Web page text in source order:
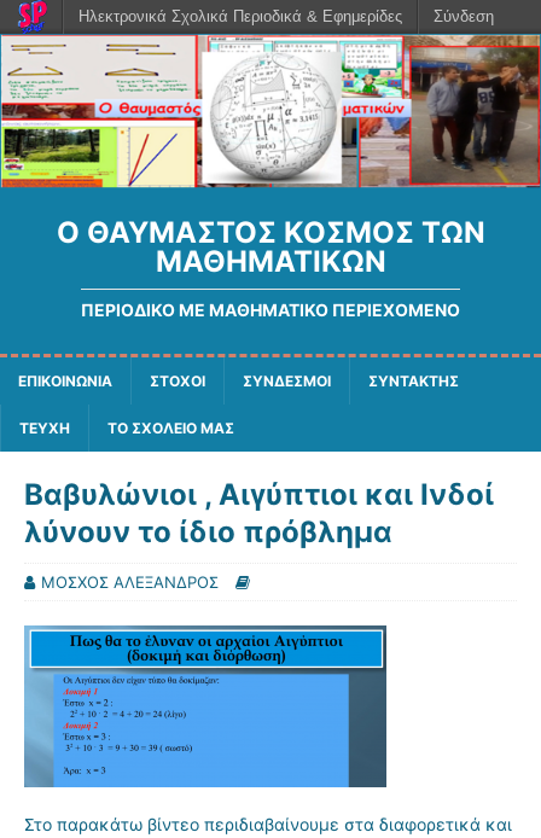
Ο ΘΑΥΜΑΣΤΌΣ ΚΌΣΜΟΣ ΤΩΝ
ΜΑΘΗΜΑΤΙΚΏΝ
ΠΕΡΙΟΔΙΚΌ ΜΕ ΜΑΘΗΜΑΤΙΚΌ ΠΕΡΙΕΧΌΜΕΝΟ
ΕΠΙΚΟΙΝΩΝΙΑ ΣΤΟΧΟΙ ΣΥΝΔΕΣΜΟΙ ΣΥΝΤΑΚΤΗΣ
ΤΕΥΧΗ ΤΟ ΣΧΟΛΕΙΟ ΜΑΣ
Βαβυλώνιοι , Αιγύπτιοι και Ινδοί
λύνουν το ίδιο πρόβλημα
ΜΟΣΧΟΣ ΑΛΕΞΑΝΔΡΟΣ
Στο παρακάτω βίντεο περιδιαβαίνουμε στα διαφορετικά και
Ηλεκτρονικά Σχολικά Περιοδικά & Εφημερίδες Σύνδεση